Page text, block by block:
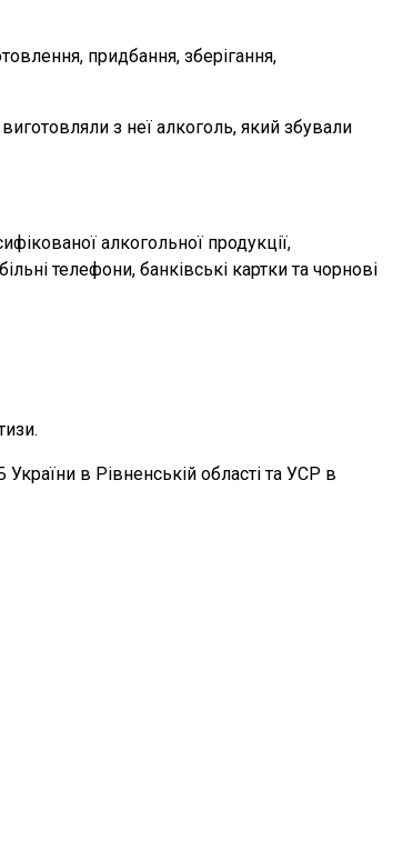
придбання, зберігання,
з неї алкоголь, який збували
алкогольної продукції,
телефони, банківські картки та чорнові
в Рівненській області та УСР в